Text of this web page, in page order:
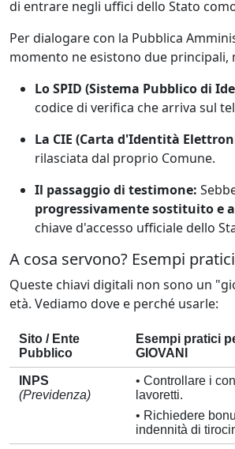
di entrare negli uffici dello Stato
Per dialogare con la Pubblica
momento ne esistono due principali,
Lo SPID (Sistema Pubblico di
codice di verifica che arriva sul
La CIE (Carta d'Identità
rilasciata dal proprio Comune.
Il passaggio di testimone:
progressivamente sostituito e
chiave d'accesso ufficiale dello
A cosa servono? Esempi
Queste chiavi digitali non sono un
età. Vediamo dove e perché usarle:
Sito / Ente
Pubblico
Esempi pratici
GIOVANI
INPS
(Previdenza)
• Controllare i
lavoretti.
• Richiedere
indennità di